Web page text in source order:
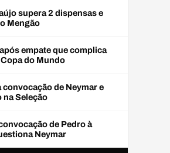
supera 2 dispensas e
Mengão
empate que complica
do Mundo
convocação de Neymar e
na Seleção
de Pedro à
Neymar